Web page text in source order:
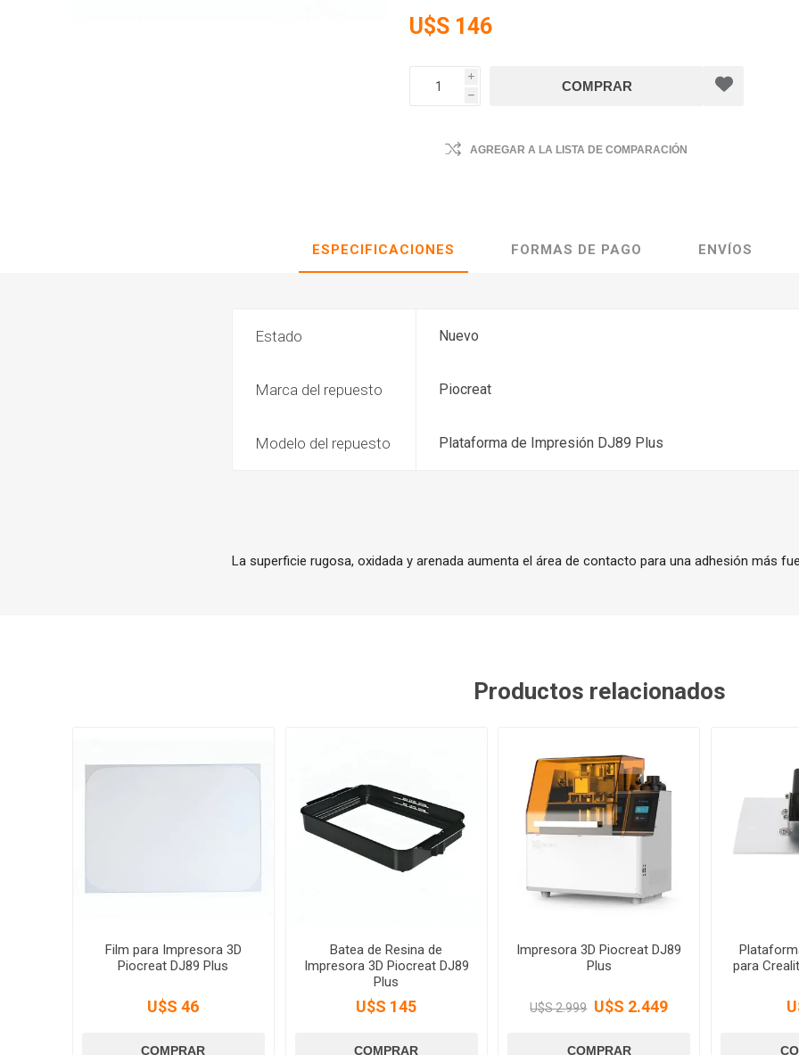
U$S 146
i
h
AGREGAR A LA LISTA DE COMPARACIÓN
ESPECIFICACIONES FORMAS DE PAGO ENVÍOS
Estado Nuevo
Marca del repuesto Piocreat
Modelo del repuesto Plataforma de Impresión DJ89 Plus
La superficie rugosa, oxidada y arenada aumenta el área de contacto para una adhesión más
Productos relacionados
Film para Impresora 3D
Piocreat DJ89 Plus
U$S 46
Batea de Resina de
Impresora 3D Piocreat DJ89
Plus
U$S 145
Impresora 3D Piocreat DJ89
Plus
U$S 2.999 U$S 2.449
para